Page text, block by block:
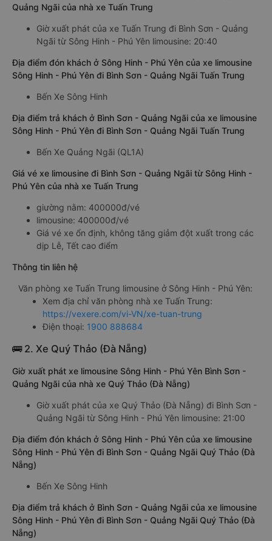
Quảng Ngãi của nhà xe Tuấn Trung
Giờ xuất phát của xe Tuấn Trung đi Bình Sơn - Quảng
Ngãi từ Sông Hinh - Phú Yên limousine: 20:40
Địa điểm đón khách ở Sông Hinh - Phú Yên của xe limousine
Sông Hinh - Phú Yên đi Bình Sơn - Quảng Ngãi Tuấn Trung
Bến Xe Sông Hinh
Địa điểm trả khách ở Bình Sơn - Quảng Ngãi của xe limousine
Sông Hinh - Phú Yên đi Bình Sơn - Quảng Ngãi Tuấn Trung
Bến Xe Quảng Ngãi (QL1A)
Giá vé xe limousine đi Bình Sơn - Quảng Ngãi từ Sông Hinh -
Phú Yên của nhà xe Tuấn Trung
giường nằm: 400000đ/vé
limousine: 400000đ/vé
Giá vé xe ổn định, không tăng giảm đột xuất trong các
dịp Lễ, Tết cao điểm
Thông tin liên hệ
Văn phòng xe Tuấn Trung limousine ở Sông Hinh - Phú Yên:
Xem địa chỉ văn phòng nhà xe Tuấn Trung:
https://vexere.com/vi-VN/xe-tuan-trung
Điện thoại: 1900 888684
🚌 2. Xe Quý Thảo (Đà Nẵng)
Giờ xuất phát xe limousine Sông Hinh - Phú Yên Bình Sơn -
Quảng Ngãi của nhà xe Quý Thảo (Đà Nẵng)
Giờ xuất phát của xe Quý Thảo (Đà Nẵng) đi Bình Sơn -
Quảng Ngãi từ Sông Hinh - Phú Yên limousine: 21:00
Địa điểm đón khách ở Sông Hinh - Phú Yên của xe limousine
Sông Hinh - Phú Yên đi Bình Sơn - Quảng Ngãi Quý Thảo (Đà
Nẵng)
Bến Xe Sông Hinh
Địa điểm trả khách ở Bình Sơn - Quảng Ngãi của xe limousine
Sông Hinh - Phú Yên đi Bình Sơn - Quảng Ngãi Quý Thảo (Đà
Nẵng)